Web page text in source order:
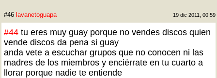
#46 lavanetoguapa 19 dic 2011, 00:59
#44 tu eres muy guay porque no vendes discos quien
vende discos da pena si guay
anda vete a escuchar grupos que no conocen ni las
madres de los miembros y enciérrate en tu cuarto a
llorar porque nadie te entiende